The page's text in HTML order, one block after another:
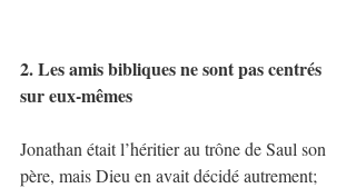
2. Les amis bibliques ne sont pas centrés
sur eux-mêmes
Jonathan était l’héritier au trône de Saul son
père, mais Dieu en avait décidé autrement;